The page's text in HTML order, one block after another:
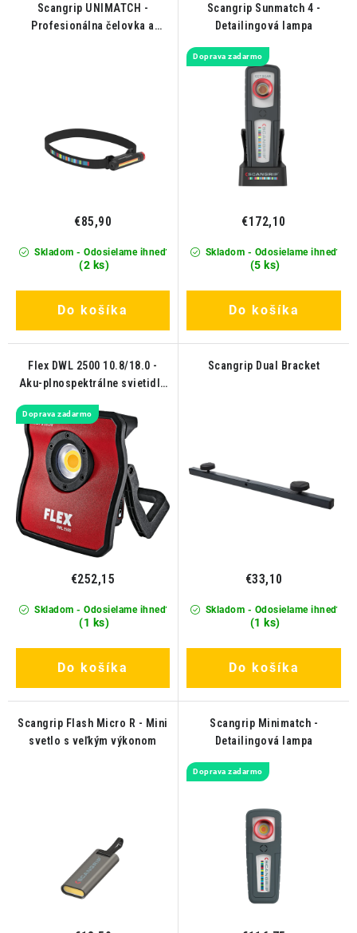
Scangrip UNIMATCH -
Profesionálna čelovka a
Skladom - Odosielame ihneď
(2 ks)
€85,90
Do košíka
Scangrip Sunmatch 4 -
Detailingová lampa
Doprava zadarmo
Skladom - Odosielame ihneď
(5 ks)
€172,10
Do košíka
Flex DWL 2500 10.8/18.0 -
Aku-plnospektrálne svietidlo
Doprava zadarmo
Skladom - Odosielame ihneď
(1 ks)
€252,15
Do košíka
Scangrip Dual Bracket
Skladom - Odosielame ihneď
(1 ks)
€33,10
Do košíka
Scangrip Flash Micro R - Mini
svetlo s veľkým výkonom
Scangrip Minimatch -
Detailingová lampa
Doprava zadarmo